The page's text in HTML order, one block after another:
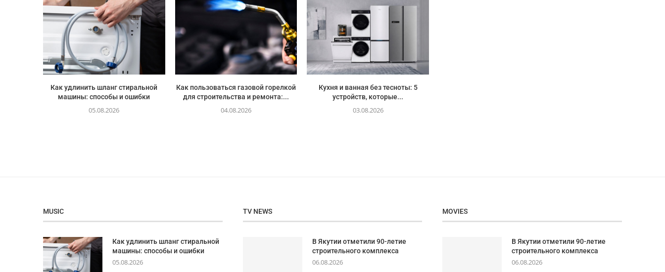
Как удлинить шланг стиральной
машины: способы и ошибки
05.08.2026
Как пользоваться газовой горелкой
для строительства и ремонта:...
04.08.2026
Кухня и ванная без тесноты: 5
устройств, которые...
03.08.2026
MUSIC
Как удлинить шланг стиральной
машины: способы и ошибки
05.08.2026
TV NEWS
В Якутии отметили 90-летие
строительного комплекса
06.08.2026
MOVIES
В Якутии отметили 90-летие
строительного комплекса
06.08.2026